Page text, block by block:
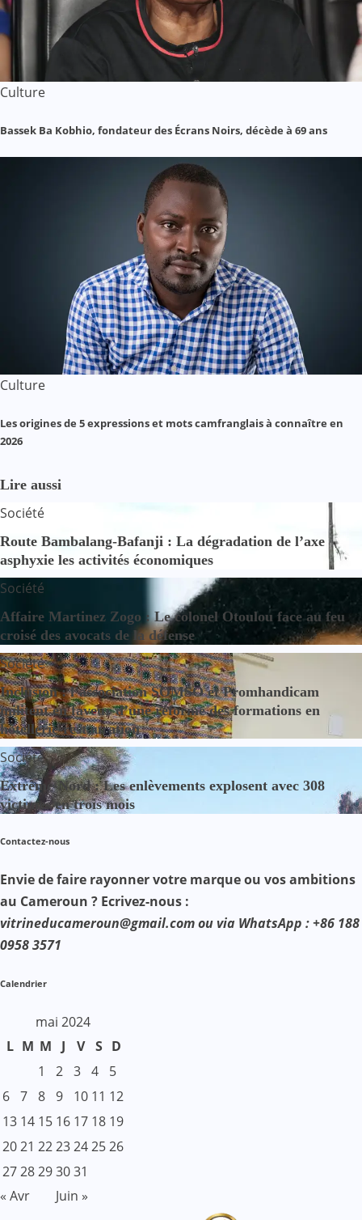
Culture
Bassek Ba Kobhio, fondateur des Écrans Noirs, décède à 69 ans
Culture
Les origines de 5 expressions et mots camfranglais à connaître en
2026
Lire aussi
Société
Route Bambalang-Bafanji : La dégradation de l’axe
asphyxie les activités économiques
Société
Affaire Martinez Zogo : Le colonel Otoulou face au feu
croisé des avocats de la défense
Société
Inclusion : l’association SOMSO et Promhandicam
militent en faveur d’une réforme des formations en
hôtellerie-restauration
Société
Extrême-Nord : Les enlèvements explosent avec 308
victimes en trois mois
Contactez-nous
Envie de faire rayonner votre marque ou vos ambitions
au Cameroun ? Ecrivez-nous :
vitrineducameroun@gmail.com ou via WhatsApp : +86 188
0958 3571
Calendrier
mai 2024
L M M J V S D
1
2 3 4
5
6 7 8 9 10 11 12
13 14 15 16 17 18 19
2021 2223242526
2728293031
« Avr
Juin »